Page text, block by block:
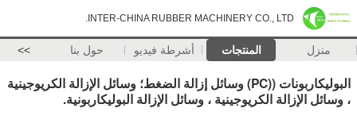
INTER-CHINA RUBBER MACHINERY CO., LTD.
منزل المنتجات أشرطة فيديو حول بنا >>
البوليكاربونات ((PC) وسائل إزالة الضغط؛ وسائل الإزالة الكريوجينية
، وسائل الإزالة الكريوجينية ، وسائل الإزالة البوليكاربونية.